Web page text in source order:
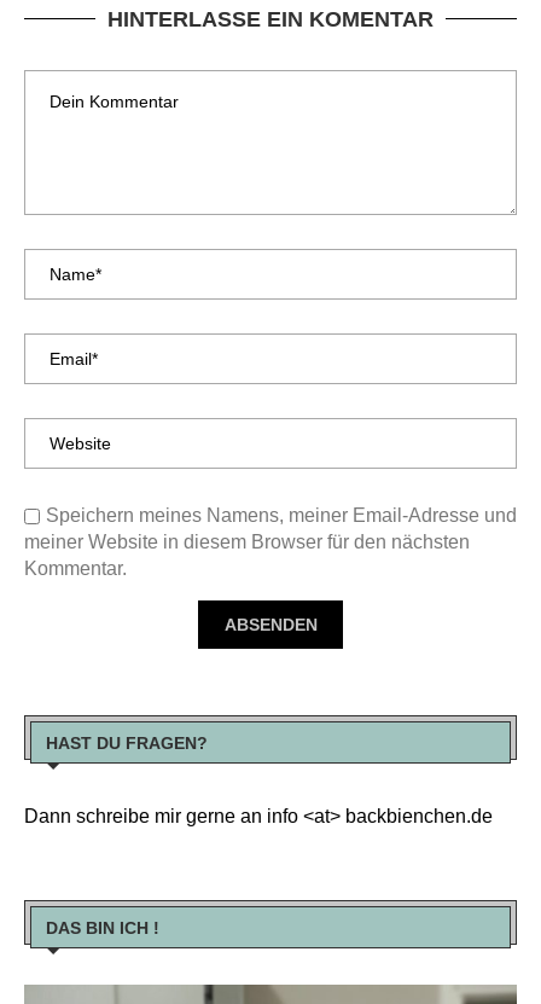
HINTERLASSE EIN KOMENTAR
Speichern meines Namens, meiner Email-Adresse und
meiner Website in diesem Browser für den nächsten
Kommentar.
HAST DU FRAGEN?
Dann schreibe mir gerne an info <at> backbienchen.de
DAS BIN ICH !